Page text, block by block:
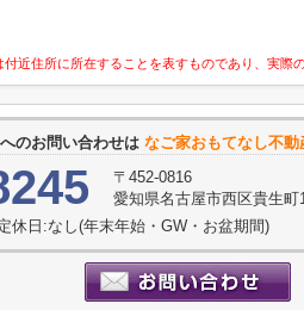
近住所に所在することを表すものであり、実際
へのお問い合わせは なご家おもてなし不
〒452-0816
愛知県名古屋市西区貴生
休日:なし(年末年始・GW・お盆期間)